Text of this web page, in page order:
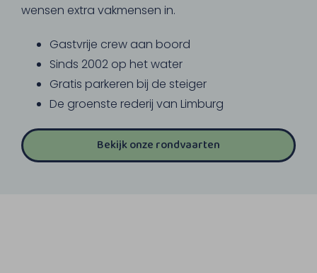
wensen extra vakmensen in.
Gastvrije crew aan boord
Sinds 2002 op het water
Gratis parkeren bij de steiger
De groenste rederij van Limburg
Bekijk onze rondvaarten